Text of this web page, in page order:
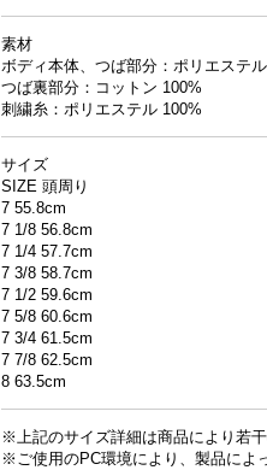
素材
ボディ本体、つば部分：ポリエステ
つば裏部分：コットン 100%
刺繍糸：ポリエステル 100%
サイズ
SIZE 頭周り
7 55.8cm
7 1/8 56.8cm
7 1/4 57.7cm
7 3/8 58.7cm
7 1/2 59.6cm
7 5/8 60.6cm
7 3/4 61.5cm
7 7/8 62.5cm
8 63.5cm
※上記のサイズ詳細は商品により若
※ご使用のPC環境により、製品によ